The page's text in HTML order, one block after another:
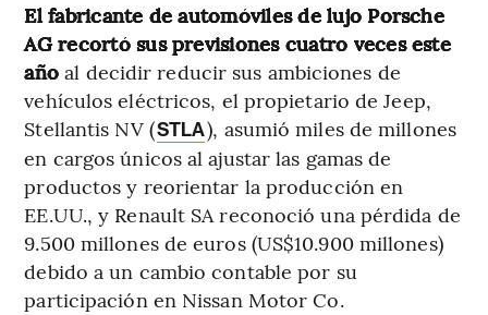
El fabricante de automóviles de lujo Porsche
AG recortó sus previsiones cuatro veces este
año al decidir reducir sus ambiciones de
vehículos eléctricos, el propietario de Jeep,
Stellantis NV (STLA), asumió miles de millones
en cargos únicos al ajustar las gamas de
productos y reorientar la producción en
EE.UU., y Renault SA reconoció una pérdida de
9.500 millones de euros (US$10.900 millones)
debido a un cambio contable por su
participación en Nissan Motor Co.